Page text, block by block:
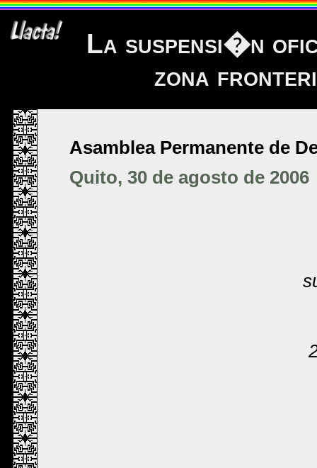
La suspensi�n
zona
Asamblea Permanente de
Quito, 30 de agosto de 2006